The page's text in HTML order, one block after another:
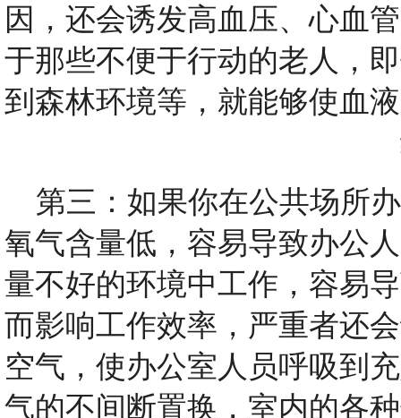
因，还会诱发高血压、心血
于那些不便于行动的老人，
到森林环境等，就能够使血
第三：如果你在公共场所
氧气含量低，容易导致办公
量不好的环境中工作，容易
而影响工作效率，严重者还
空气，使办公室人员呼吸到
气的不间断置换，室内的各